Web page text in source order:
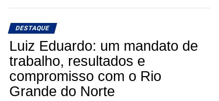
🎙️ O rádio ganha um novo espaço para o debate, a
Conexão com Alex Silva: onde a notícia ganha voz e os
bastidores viram informação.
📅 Estreia: 7 de agosto
📻 104 FM do Assú
🕢 Toda sexta-feira, das 7h30 às 8h30 da manhã.
DESTAQUE
Luiz Eduardo: um mandato de
trabalho, resultados e
compromisso com o Rio
Grande do Norte